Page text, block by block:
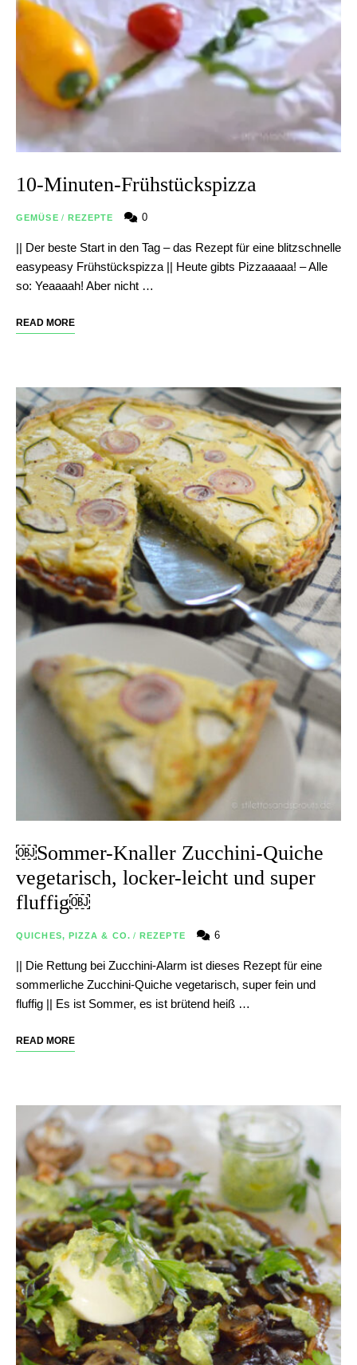
10-Minuten-Frühstückspizza
GEMÜSE / REZEPTE 0
|| Der beste Start in den Tag – das Rezept für eine blitzschnelle
easypeasy Frühstückspizza || Heute gibts Pizzaaaaa! – Alle
so: Yeaaaah! Aber nicht …
READ MORE
￼Sommer-Knaller Zucchini-Quiche
vegetarisch, locker-leicht und super
fluffig￼
QUICHES, PIZZA & CO. / REZEPTE 6
|| Die Rettung bei Zucchini-Alarm ist dieses Rezept für eine
sommerliche Zucchini-Quiche vegetarisch, super fein und
fluffig || Es ist Sommer, es ist brütend heiß …
READ MORE